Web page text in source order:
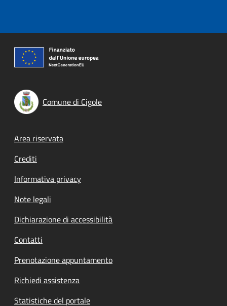
Comune di Cigole
Footer menu
Area riservata
Crediti
Informativa privacy
Note legali
Dichiarazione di accessibilità
Contatti
Prenotazione appuntamento
Richiedi assistenza
Statistiche del portale